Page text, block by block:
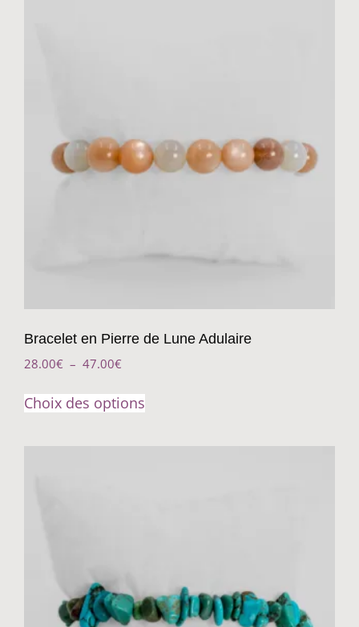
Bracelet en Pierre de Lune Adulaire
28.00€ – 47.00€
Choix des options